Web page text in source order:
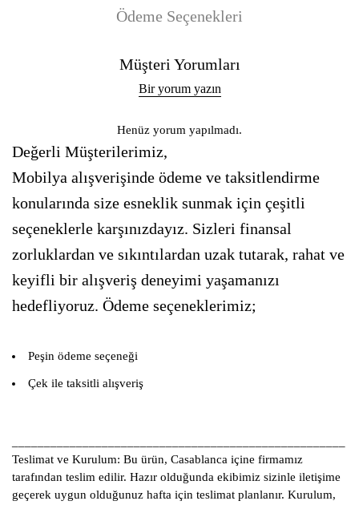
Ödeme Seçenekleri
Müşteri Yorumları
Bir yorum yazın
Henüz yorum yapılmadı.
Değerli Müşterilerimiz,
Mobilya alışverişinde ödeme ve taksitlendirme
konularında size esneklik sunmak için çeşitli
seçeneklerle karşınızdayız. Sizleri finansal
zorluklardan ve sıkıntılardan uzak tutarak, rahat ve
keyifli bir alışveriş deneyimi yaşamanızı
hedefliyoruz. Ödeme seçeneklerimiz;
Peşin ödeme seçeneği
Çek ile taksitli alışveriş
Teslimat ve Kurulum: Bu ürün, Casablanca içine firmamız
tarafından teslim edilir. Hazır olduğunda ekibimiz sizinle iletişime
geçerek uygun olduğunuz hafta için teslimat planlanır. Kurulum,